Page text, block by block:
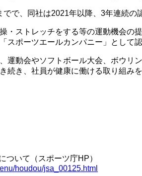
で、同社は2021年以降、3年連続の
・ストレッチをする等の運動機会
スポーツエールカンパニー」として認
運動会やソフトボール大会、ボウ
続き、社員が健康に働ける取り組み
ついて（スポーツ庁HP）
houdou/jsa_00125.html